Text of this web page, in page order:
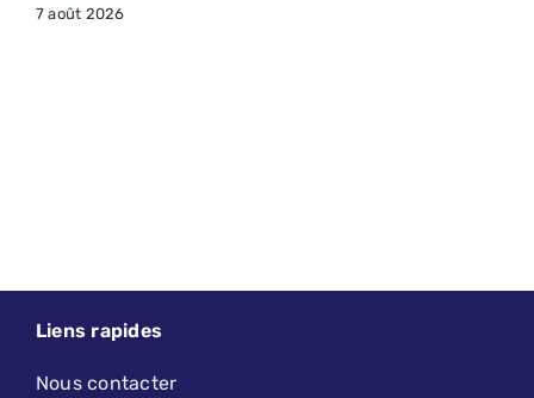
7 août 2026
Liens rapides
Nous contacter